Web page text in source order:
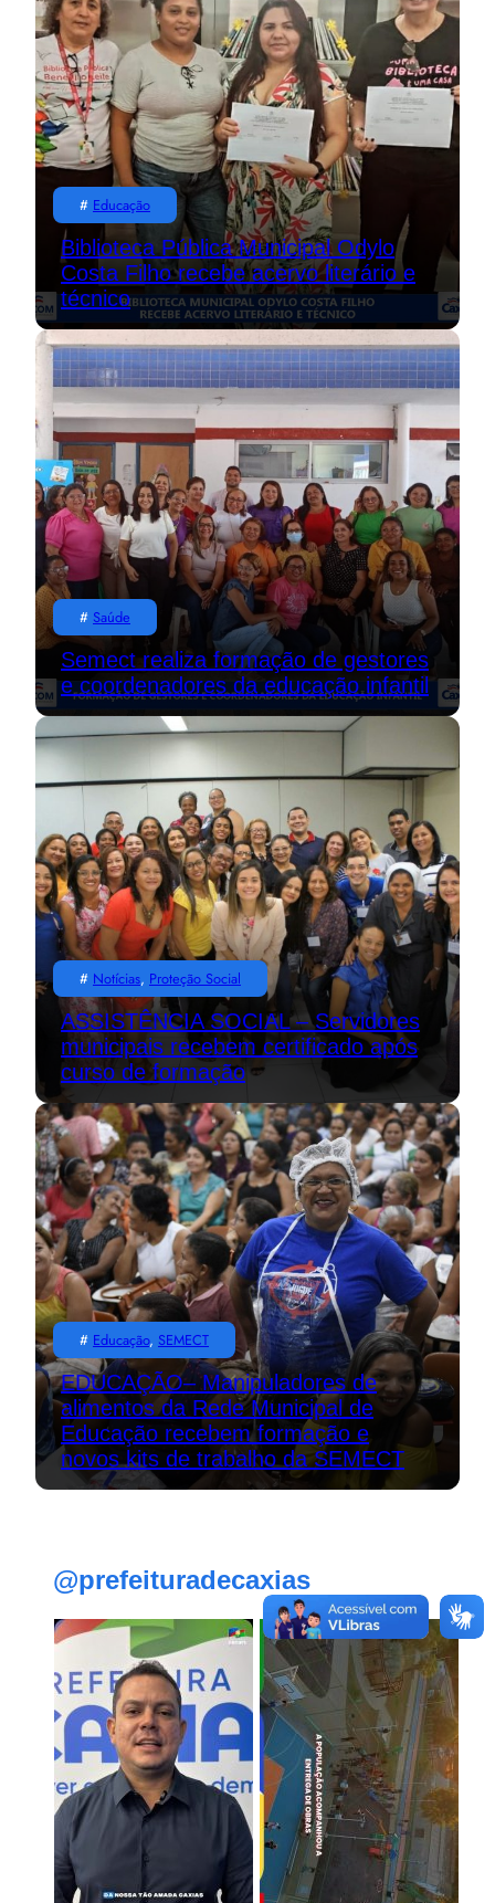
# Educação
Biblioteca Pública Municipal Odylo
Costa Filho recebe acervo literário e
técnico
# Saúde
Semect realiza formação de gestores
e coordenadores da educação infantil
# Notícias, Proteção Social
ASSISTÊNCIA SOCIAL – Servidores
municipais recebem certificado após
curso de formação
# Educação, SEMECT
EDUCAÇÃO– Manipuladores de
alimentos da Rede Municipal de
Educação recebem formação e
novos kits de trabalho da SEMECT
@prefeituradecaxias